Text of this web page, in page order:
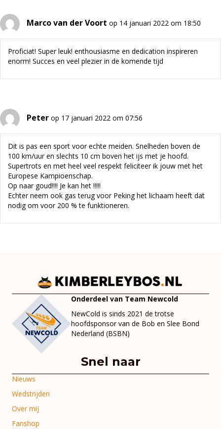
Marco van der Voort op 14 januari 2022 om 18:50
Proficiat! Super leuk! enthousiasme en dedication inspireren
enorm! Succes en veel plezier in de komende tijd
Peter op 17 januari 2022 om 07:56
Dit is pas een sport voor echte meiden. Snelheden boven de
100 km/uur en slechts 10 cm boven het ijs met je hoofd.
Supertrots en met heel veel respekt feliciteer ik jouw met het
Europese Kampioenschap.
Op naar goud!!!! Je kan het !!!!!
Echter neem ook gas terug voor Peking het lichaam heeft dat
nodig om voor 200 % te funktioneren.
Onderdeel van Team Newcold
NewCold is sinds 2021 de trotse
hoofdsponsor van de Bob en Slee Bond
Nederland (BSBN)
Snel naar
Nieuws
Wedstrijden
Over mij
Fanshop